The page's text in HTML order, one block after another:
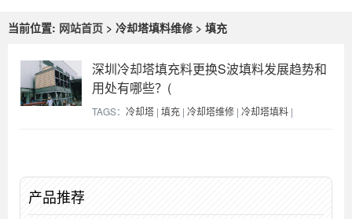
当前位置: 网站首页 > 冷却塔填料维修 > 填充
深圳冷却塔填充料更换S波填料发展趋势和
用处有哪些？(
TAGS： 冷却塔 | 填充 | 冷却塔维修 | 冷却塔填料 |
产品推荐